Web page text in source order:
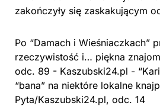
zakończyły się zaskakującym
Po “Damach i Wieśniaczkach”
rzeczywistość i… piękna
odc. 89 - Kaszubski24.pl -
“bana” na niektóre lokalne
Pyta/Kaszubski24.pl, odc. 14